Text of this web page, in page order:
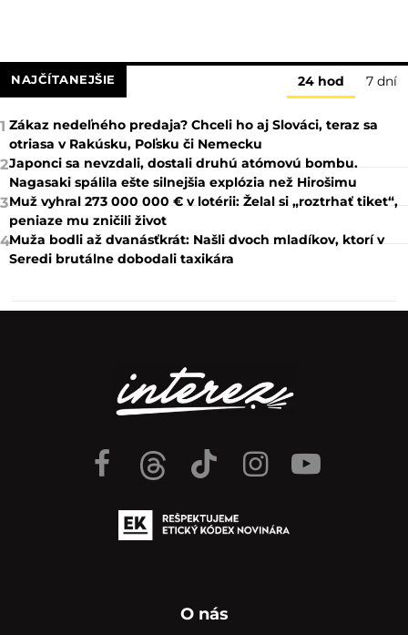
NAJČÍTANEJŠIE 24 hod 7 dní
1 Zákaz nedeľného predaja? Chceli ho aj Slováci, teraz sa
otriasa v Rakúsku, Poľsku či Nemecku
2Japonci sa nevzdali, dostali druhú atómovú bombu.
Nagasaki spálila ešte silnejšia explózia než Hirošimu
3Muž vyhral 273 000 000 € v lotérii: Želal si „roztrhať tiket“,
peniaze mu zničili život
4Muža bodli až dvanásťkrát: Našli dvoch mladíkov, ktorí v
Seredi brutálne dobodali taxikára
O nás